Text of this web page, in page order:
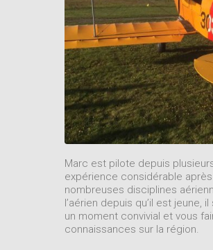
Marc est pilote depuis
expérience considérable
nombreuses disciplines
l’aérien depuis qu’il est jeune,
un moment convivial et vous
connaissances sur la région.